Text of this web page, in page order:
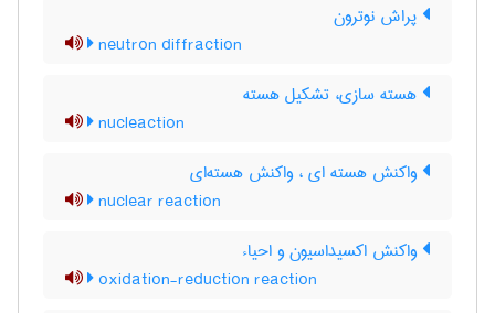
پراش نوترون
neutron diffraction
هسته سازی، تشکیل هسته
nucleaction
واکنش هسته ای ، واکنش هسته‌ای
nuclear reaction
واکنش اکسیداسیون و احیاء
oxidation-reduction reaction